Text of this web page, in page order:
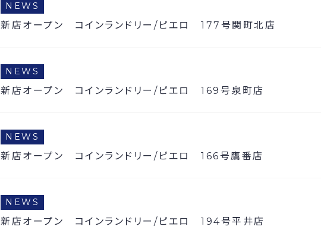
NEWS
新店オープン コインランドリー/ピエロ 177号関町北店
NEWS
新店オープン コインランドリー/ピエロ 169号泉町店
NEWS
新店オープン コインランドリー/ピエロ 166号鷹番店
NEWS
新店オープン コインランドリー/ピエロ 194号平井店